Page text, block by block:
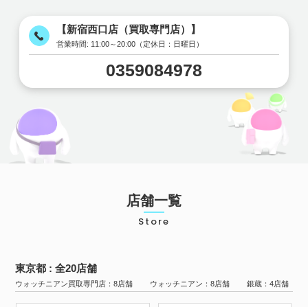
【新宿西口店（買取専門店）】
営業時間: 11:00～20:00（定休日：日曜日）
0359084978
店舗一覧
Store
東京都 : 全20店舗
ウォッチニアン買取専門店：8店舗 ウォッチニアン：8店舗 銀蔵：4店舗